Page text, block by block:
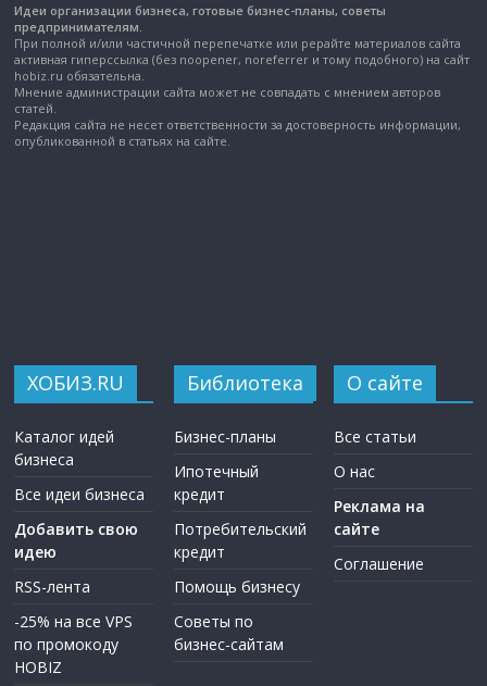
Идеи организации бизнеса, готовые бизнес-планы, советы
предпринимателям.
При полной и/или частичной перепечатке или рерайте материалов сайта
активная гиперссылка (без noopener, noreferrer и тому подобного) на сайт
hobiz.ru обязательна.
Мнение администрации сайта может не совпадать с мнением авторов
статей.
Редакция сайта не несет ответственности за достоверность информации,
опубликованной в статьях на сайте.
ХОБИЗ.RU
Каталог идей
бизнеса
Все идеи бизнеса
Добавить свою
идею
RSS-лента
-25% на все VPS
по промокоду
HOBIZ
Библиотека
Бизнес-планы
Ипотечный
кредит
Потребительский
кредит
Помощь бизнесу
Советы по
бизнес-сайтам
О сайте
Все статьи
О нас
Реклама на
сайте
Соглашение